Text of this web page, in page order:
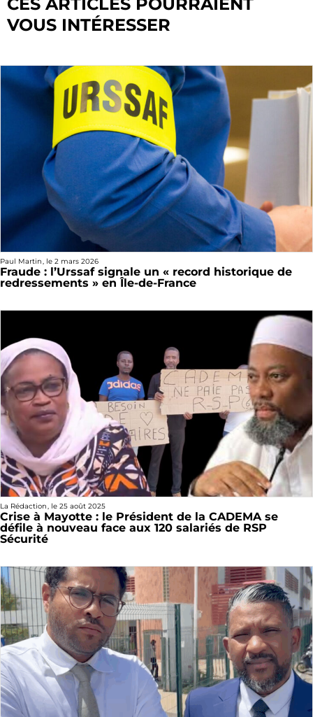
VOUS INTÉRESSER
Paul Martin, le 2 mars 2026
Fraude : l’Urssaf signale un « record historique de
redressements » en Île-de-France
La Rédaction, le 25 août 2025
Crise à Mayotte : le Président de la CADEMA se
défile à nouveau face aux 120 salariés de RSP
Sécurité